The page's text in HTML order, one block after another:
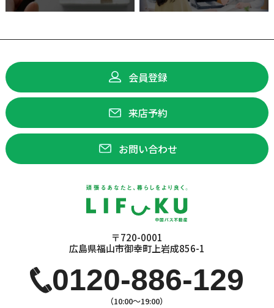
会員登録
来店予約
お問い合わせ
〒720-0001
広島県福山市御幸町上岩成856-1
0120-886-129
（10:00〜19:00）